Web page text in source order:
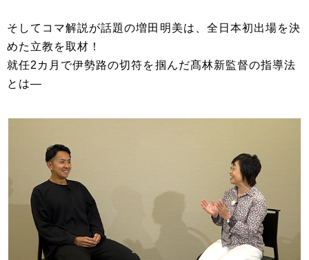
そしてコマ解説が話題の増田明美は、全日本初出場を決
めた立教を取材！
就任2カ月で伊勢路の切符を掴んだ髙林新監督の指導法
とは―